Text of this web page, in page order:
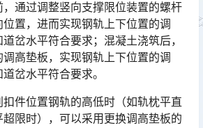
，通过调整竖向支撑限位装置的螺杆
置，进而实现钢轨上下位置的调
岔水平符合要求；混凝土浇筑后，
高垫板，实现钢轨上下位置的调
岔水平符合要求。󠅅󠅃󠄵󠅂󠄪󠇖󠆨󠆨󠇕󠆞󠆒󠅬󠇘󠆭󠆘󠇙󠆝󠅵󠇗󠆭󠆁󠄐󠇗󠅹󠅸󠇖󠆍󠅳󠇖󠅹󠅰󠇖󠆌󠅹
扣件位置钢轨的高低时（如轨枕平直
限时），可以采用更换调高垫板的